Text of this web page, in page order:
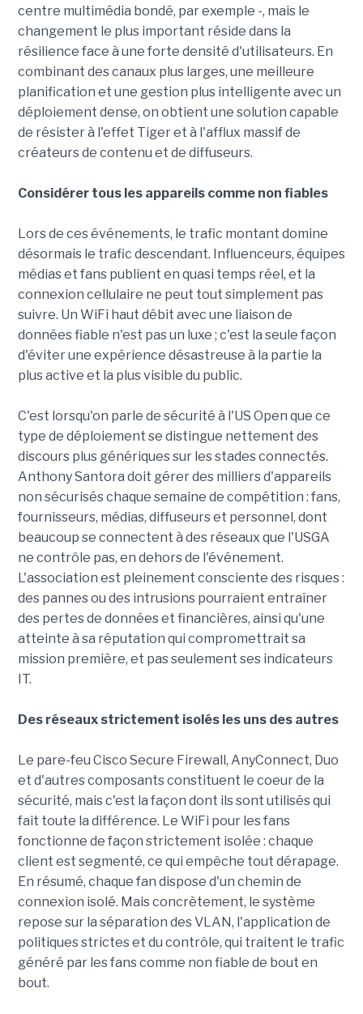
centre multimédia bondé, par exemple -, mais le
changement le plus important réside dans la
résilience face à une forte densité d'utilisateurs. En
combinant des canaux plus larges, une meilleure
planification et une gestion plus intelligente avec un
déploiement dense, on obtient une solution capable
de résister à l'effet Tiger et à l'afflux massif de
créateurs de contenu et de diffuseurs.
Considérer tous les appareils comme non fiables
Lors de ces événements, le trafic montant domine
désormais le trafic descendant. Influenceurs, équipes
médias et fans publient en quasi temps réel, et la
connexion cellulaire ne peut tout simplement pas
suivre. Un WiFi haut débit avec une liaison de
données fiable n'est pas un luxe ; c'est la seule façon
d'éviter une expérience désastreuse à la partie la
plus active et la plus visible du public.
C'est lorsqu'on parle de sécurité à l'US Open que ce
type de déploiement se distingue nettement des
discours plus génériques sur les stades connectés.
Anthony Santora doit gérer des milliers d'appareils
non sécurisés chaque semaine de compétition : fans,
fournisseurs, médias, diffuseurs et personnel, dont
beaucoup se connectent à des réseaux que l'USGA
ne contrôle pas, en dehors de l'événement.
L'association est pleinement consciente des risques :
des pannes ou des intrusions pourraient entraîner
des pertes de données et financières, ainsi qu'une
atteinte à sa réputation qui compromettrait sa
mission première, et pas seulement ses indicateurs
IT.
Des réseaux strictement isolés les uns des autres
Le pare-feu Cisco Secure Firewall, AnyConnect, Duo
et d'autres composants constituent le coeur de la
sécurité, mais c'est la façon dont ils sont utilisés qui
fait toute la différence. Le WiFi pour les fans
fonctionne de façon strictement isolée : chaque
client est segmenté, ce qui empêche tout dérapage.
En résumé, chaque fan dispose d'un chemin de
connexion isolé. Mais concrètement, le système
repose sur la séparation des VLAN, l'application de
politiques strictes et du contrôle, qui traitent le trafic
généré par les fans comme non fiable de bout en
bout.